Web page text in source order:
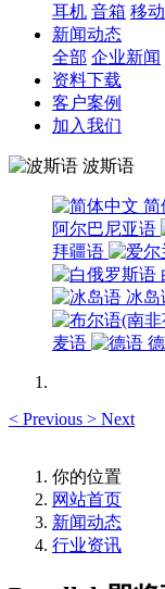
耳机 音箱 移
新闻动态
全部 企业新闻
资料下载
客户案例
加入我们
波斯语
简
阿尔巴尼亚语
拜疆语
冰岛
麦语
< Previous > Next
你的位置
网站首页
新闻动态
行业资讯